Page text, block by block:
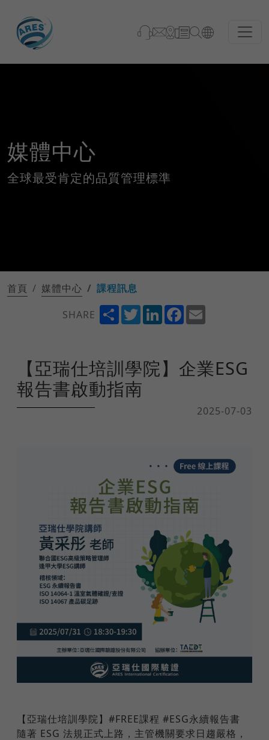
媒體中心
全球最受肯定的品質管理標準
首頁 媒體中心
課程訊息
SHARE
ShareTwitterLinkedInFacebook
【亞瑞仕培訓學院】企業ESG
報告書啟動指南
2025-07-03
【亞瑞仕培訓學院】#FREE課程 #ESG永續報告書
隨著 ESG 法規正式上路，主管機關要求日趨嚴格，